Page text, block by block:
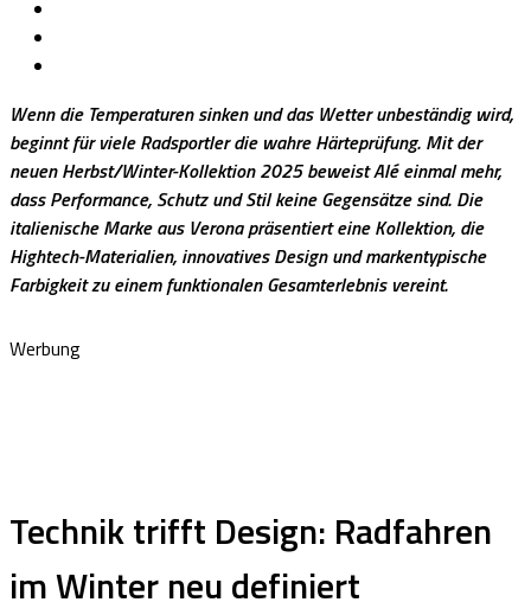
Wenn die Temperaturen sinken und das Wetter unbeständig wird,
beginnt für viele Radsportler die wahre Härteprüfung. Mit der
neuen Herbst/Winter-Kollektion 2025 beweist Alé einmal mehr,
dass Performance, Schutz und Stil keine Gegensätze sind. Die
italienische Marke aus Verona präsentiert eine Kollektion, die
Hightech-Materialien, innovatives Design und markentypische
Farbigkeit zu einem funktionalen Gesamterlebnis vereint.
Werbung
Technik trifft Design: Radfahren
im Winter neu definiert